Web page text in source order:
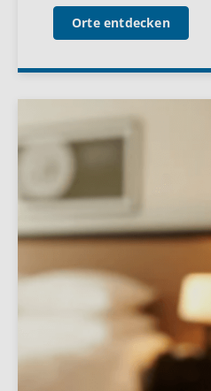
Orte entdecken